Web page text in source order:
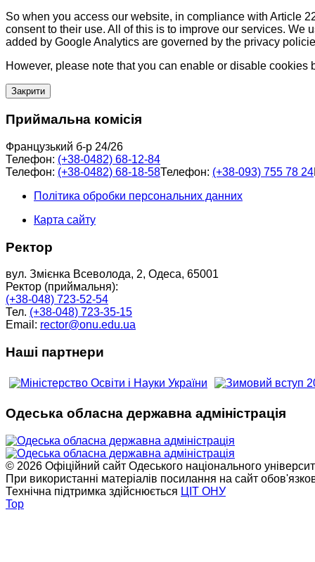
So when you access our website, in compliance with Article
consent to their use. All of this is to improve our services.
added by Google Analytics are governed by the privacy
However, please note that you can enable or disable cookies
Закрити
Приймальна комісія
Французький б-р 24/26
Телефон: (+38-0482) 68-12-84
Телефон: (+38-0482) 68-18-58Телефон: (+38-093) 755 78 24
Політика обробки персональних данних
Карта сайту
Ректор
вул. Змієнка Всеволода, 2, Одеса, 65001
Ректор (приймальня):
(+38-048) 723-52-54
Тел. (+38-048) 723-35-15
Email: rector@onu.edu.ua
Наші партнери
Одеська обласна державна адміністрація
© 2026 Офіційний сайт Одеського національного
При використанні матеріалів посилання на сайт
Технічна підтримка здійснюється ЦІТ ОНУ
Top